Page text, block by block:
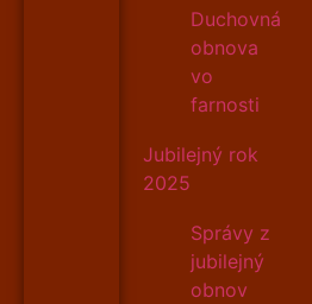
Duchovná
obnova
vo
farnosti
Jubilejný rok
2025
Správy z
jubilejný
obnov